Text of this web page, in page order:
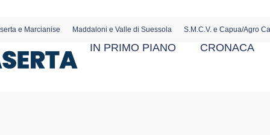
e Marcianise Maddaloni e Valle di Suessola S.M.C.V. e Capua/Agro
IN PRIMO PIANO CRONACA